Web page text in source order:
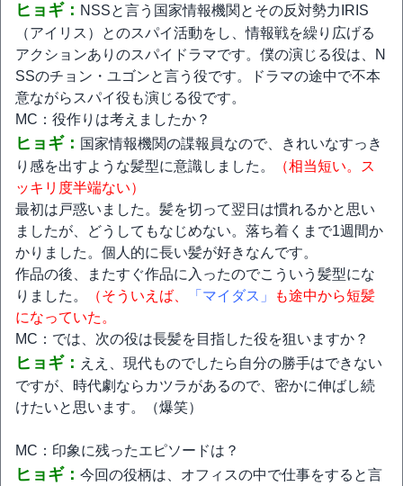
ヒョギ： NSSと言う国家情報機関とその反対勢力IRIS
（アイリス）とのスパイ活動をし、情報戦を繰り広げる
アクションありのスパイドラマです。僕の演じる役は、N
SSのチョン・ユゴンと言う役です。ドラマの途中で不本
意ながらスパイ役も演じる役です。
MC：役作りは考えましたか？
ヒョギ： 国家情報機関の諜報員なので、きれいなすっき
り感を出すような髪型に意識しました。
（相当短い。ス
ッキリ度半端ない）
最初は戸惑いました。髪を切って翌日は慣れるかと思い
ましたが、どうしてもなじめない。落ち着くまで1週間か
かりました。個人的に長い髪が好きなんです。
作品の後、またすぐ作品に入ったのでこういう髪型にな
りました。
（そういえば、 「マイダス」
も途中から短髪
になっていた。
MC：では、次の役は長髪を目指した役を狙いますか？
ヒョギ： ええ、現代ものでしたら自分の勝手はできない
ですが、時代劇ならカツラがあるので、密かに伸ばし続
けたいと思います。（爆笑）
MC：印象に残ったエピソードは？
ヒョギ： 今回の役柄は、オフィスの中で仕事をすると言